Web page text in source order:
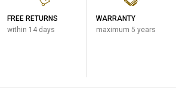
FREE RETURNS
within 14 days
WARRANTY
maximum 5 years